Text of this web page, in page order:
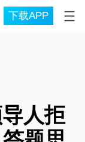
下载APP
人拒